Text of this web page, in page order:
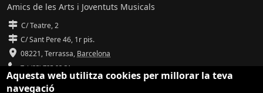
Amics de les Arts i Joventuts Musicals
C/ Teatre, 2
C/ Sant Pere 46, 1r pis.
08221,Terrassa, Barcelona
Tel (93) 785 92 31
info@amicsdelesarts-jjmm.cat
Aquesta web utilitza cookies per millorar la teva
navegació